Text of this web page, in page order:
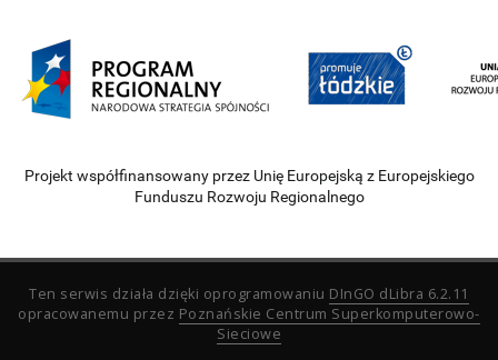
Projekt współfinansowany przez Unię Europejską z Europejskiego
Funduszu Rozwoju Regionalnego
Ten serwis działa dzięki oprogramowaniu DInGO dLibra 6.2.11
opracowanemu przez Poznańskie Centrum Superkomputerowo-
Sieciowe